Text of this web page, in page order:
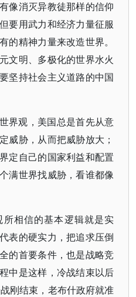
像消灭异教徒那样的信仰
要用武力和经济力量征服
的精神力量来改造世界。
文明、多极化的世界水火
坚持社会主义道路的中国
界观，美国总是首先从意
威胁，从而把威胁放大；
定自己的国家利益和配置
满世界找威胁，看谁都像
相信的基本逻辑就是实
表的硬实力，把追求压倒
的首要条件，也是战略竞
中是这样，冷战结束以后
刚结束，老布什政府就准